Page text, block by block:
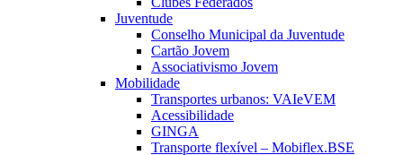
Juventude
Conselho Municipal da Juventude
Cartão Jovem
Associativismo Jovem
Mobilidade
Transportes urbanos: VAIeVEM
Acessibilidade
GINGA
Transporte flexível – Mobiflex.BSE